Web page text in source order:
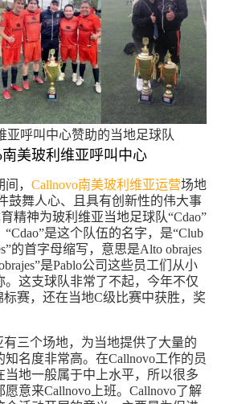
亚呼叫中心赞助的当地足球队
南美玻利维亚呼叫中心
， Callnovo南美玻利维亚运营场地
鼓舞人心、且具有创新性的伟大事
精神为玻利维亚当地足球队“Cdao”
是这个队伍的名字，是“Club
的首字母缩写，意思是Alto obrajes
是Pablo公司这些员工们从小
。这支球队非常了不起，今年不仅
标赛，还在当地C级比赛中获胜，奖
有三个场地，为当地提供了大量的
名度非常高。在Callnovo工作的员
当地一般属于中上水平，所以很多
意来Callnovo上班。Callnovo了解